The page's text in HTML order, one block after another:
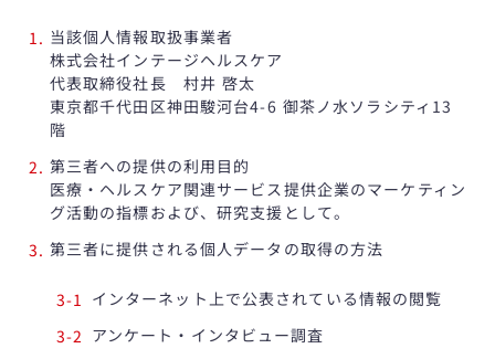
当該個人情報取扱事業者
株式会社インテージヘルスケア
代表取締役社長 村井 啓太
東京都千代田区神田駿河台4-6 御茶ノ水ソラシティ13
階
第三者への提供の利用目的
医療・ヘルスケア関連サービス提供企業のマーケティン
グ活動の指標および、研究支援として。
第三者に提供される個人データの取得の方法
インターネット上で公表されている情報の閲覧
アンケート・インタビュー調査